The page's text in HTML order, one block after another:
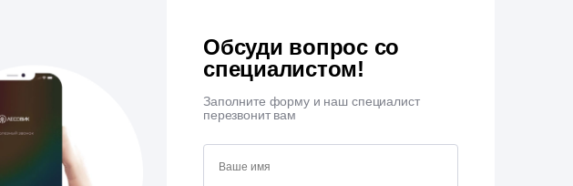
Обсуди вопрос со
специалистом!
Заполните форму и наш специалист
перезвонит вам